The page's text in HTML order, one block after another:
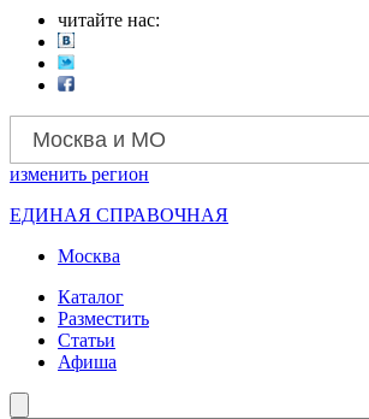
читайте нас:
Москва и МО
изменить регион
ЕДИНАЯ СПРАВОЧНАЯ
Москва
Каталог
Разместить
Статьи
Афиша